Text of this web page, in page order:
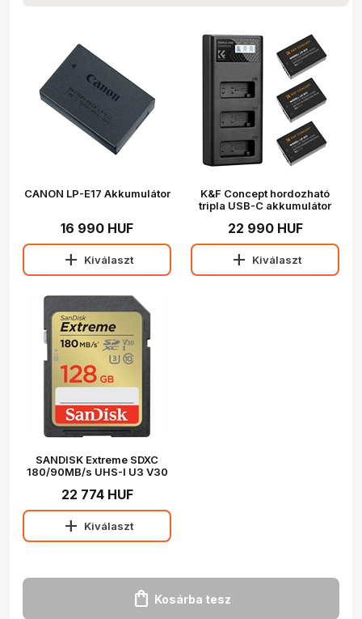
CANON LP-E17 Akkumulátor
16 990 HUF
add Kiválaszt
K&F Concept hordozható
tripla USB-C akkumulátor
E17 akkumulátor 1250mAh
22 990 HUF
add Kiválaszt
SANDISK Extreme SDXC
180/90MB/s UHS-I U3 V30
22 774 HUF
add Kiválaszt
shopping_bag Kosárba tesz